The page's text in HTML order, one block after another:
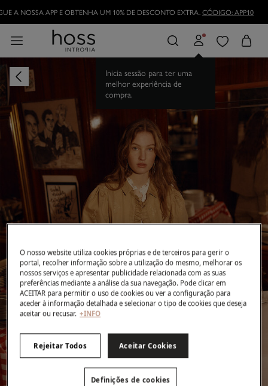
Inicia sessão para ter uma
melhor experiência de
compra.
O nosso website utiliza cookies próprias e de terceiros para gerir o
portal, recolher informação sobre a utilização do mesmo, melhorar os
nossos serviços e apresentar publicidade relacionada com as suas
preferências mediante a análise da sua navegação. Pode clicar em
ACEITAR para permitir o uso de cookies ou ver a configuração para
aceder à informação detalhada e selecionar o tipo de cookies que deseja
aceitar ou recusar. +INFO
Rejeitar Todos Aceitar Cookies
Definições de cookies